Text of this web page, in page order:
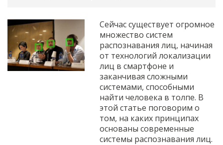
Сейчас существует огромное
множество систем
распознавания лиц, начиная
от технологий локализации
лиц в смартфоне и
заканчивая сложными
системами, способными
найти человека в толпе. В
этой статье поговорим о
том, на каких принципах
основаны современные
системы распознавания лиц.